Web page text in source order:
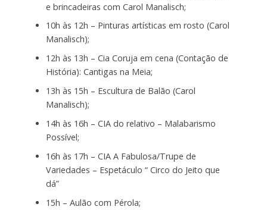
e brincadeiras com Carol Manalisch;
10h às 12h – Pinturas artísticas em rosto (Carol
Manalisch);
12h às 13h – Cia Coruja em cena (Contação de
História): Cantigas na Meia;
13h às 15h – Escultura de Balão (Carol
Manalisch);
14h às 16h – CIA do relativo – Malabarismo
Possível;
16h às 17h – CIA A Fabulosa/Trupe de
Variedades – Espetáculo “ Circo do Jeito que
dá”
15h – Aulão com Pérola;